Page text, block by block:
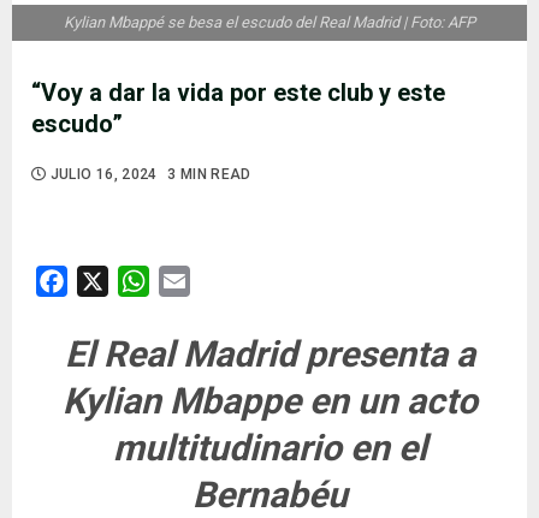
“Voy a dar la vida por este club y este
escudo”
JULIO 16, 2024 3 MIN READ
Kylian Mbappé se besa el escudo del Real Madrid | Foto: AFP
Facebook WhatsApp
El Real Madrid presenta a
Kylian Mbappe en un acto
multitudinario en el
Bernabéu